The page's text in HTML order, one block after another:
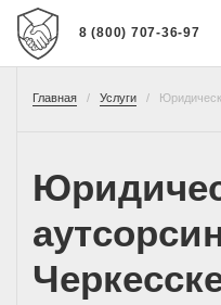
8 (800) 707-36-97
Главная Услуги